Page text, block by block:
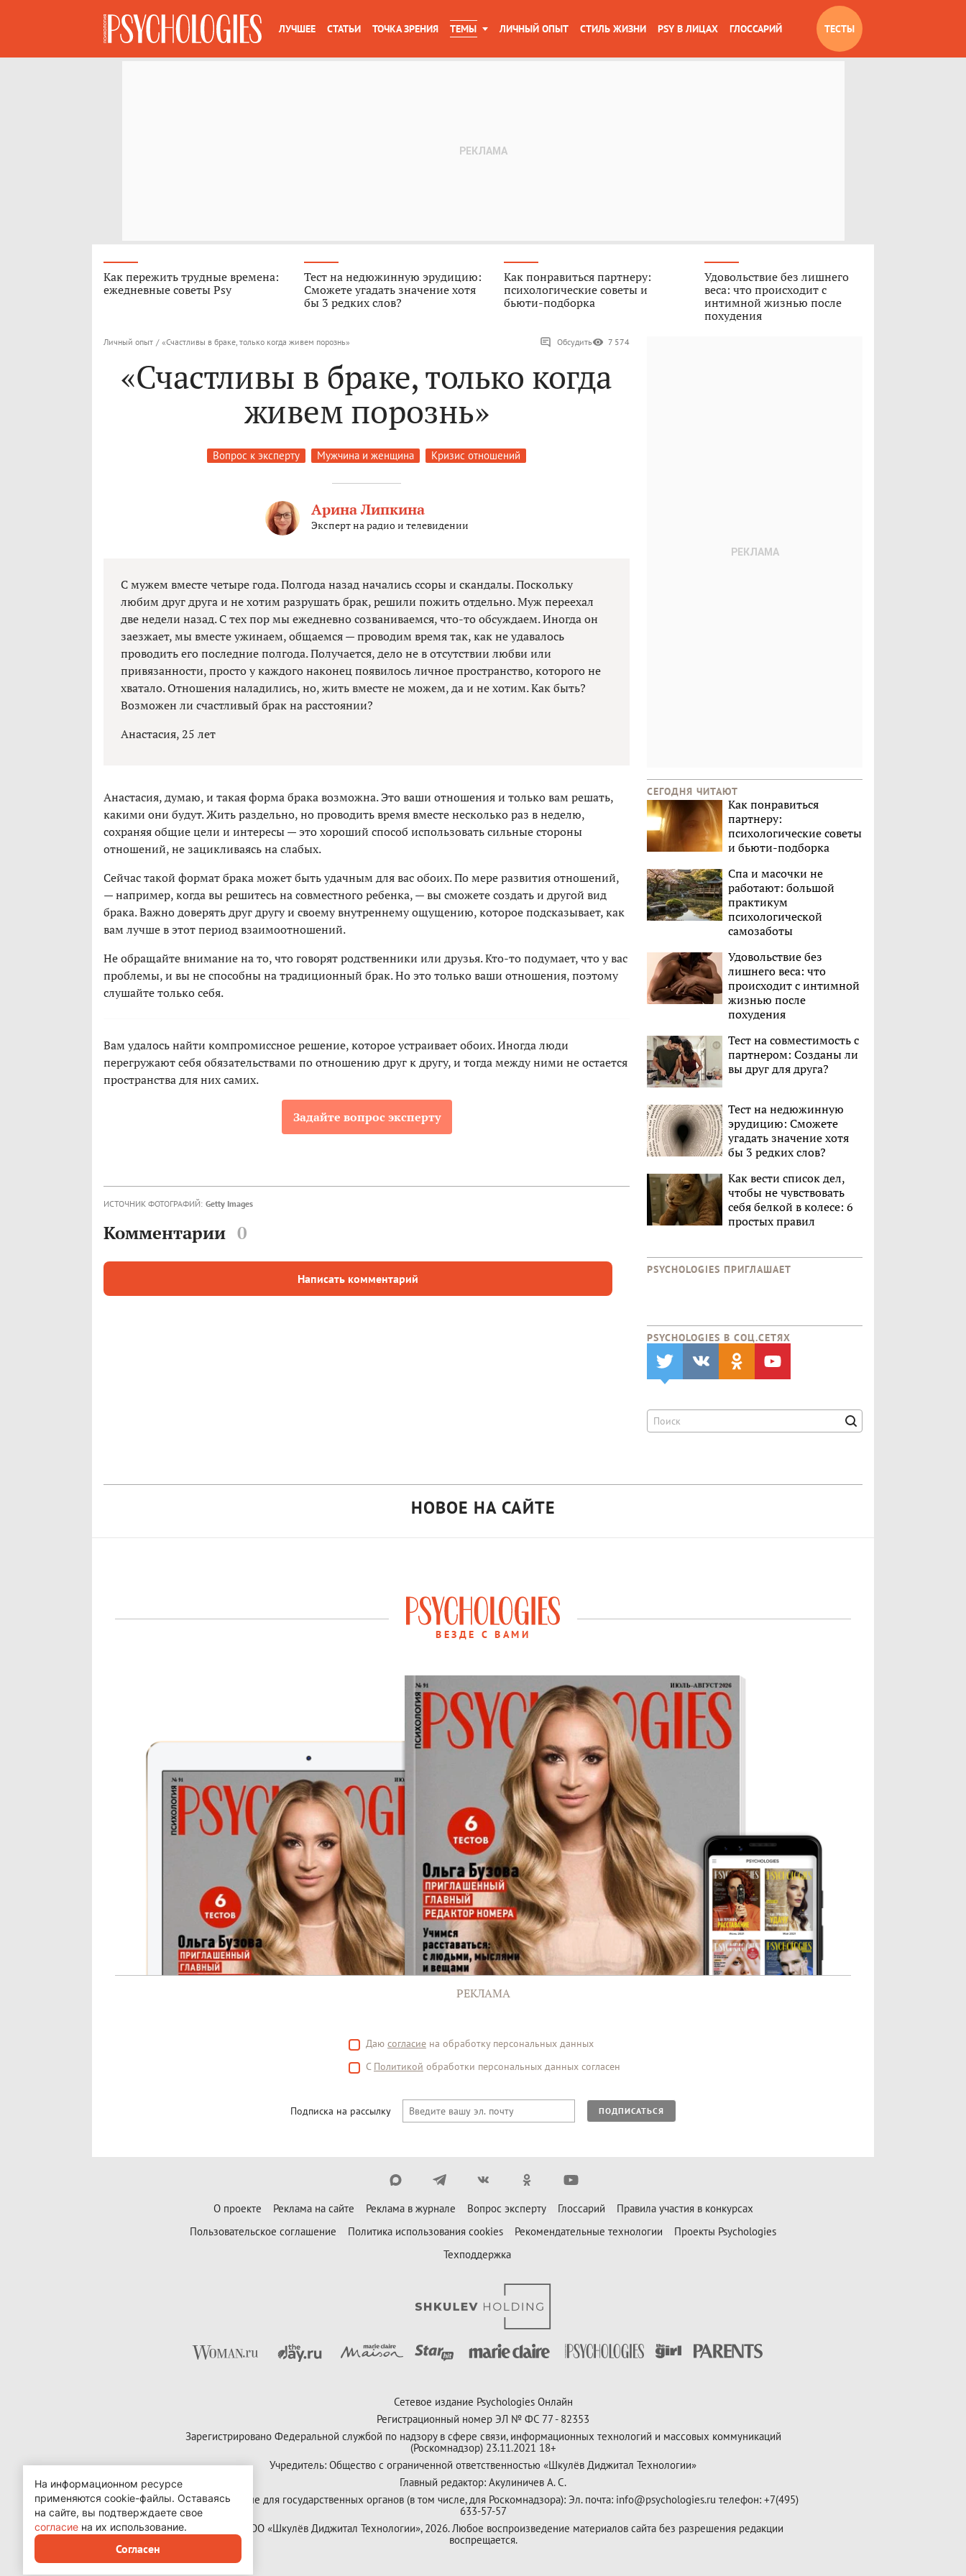
ЛУЧШЕЕ СТАТЬИ ТОЧКА ЗРЕНИЯ ТЕМЫ ЛИЧНЫЙ ОПЫТ СТИЛЬ ЖИЗНИ PSY В ЛИЦАХ ГЛОССАРИЙ ТЕСТЫ
Как пережить трудные времена:
ежедневные советы Psy
Тест на недюжинную эрудицию:
Сможете угадать значение хотя
бы 3 редких слов?
Как понравиться партнеру:
психологические советы и
бьюти-подборка
Удовольствие без лишнего
веса: что происходит с
интимной жизнью после
похудения
Личный опыт / «Счастливы в браке, только когда живем порознь» Обсудить 7 574
«Счастливы в браке, только когда
живем порознь»
Вопрос к эксперту Мужчина и женщина Кризис отношений
Арина Липкина
Эксперт на радио и телевидении
С мужем вместе четыре года. Полгода назад начались ссоры и скандалы. Поскольку
любим друг друга и не хотим разрушать брак, решили пожить отдельно. Муж переехал
две недели назад. С тех пор мы ежедневно созваниваемся, что-то обсуждаем. Иногда он
заезжает, мы вместе ужинаем, общаемся — проводим время так, как не удавалось
проводить его последние полгода. Получается, дело не в отсутствии любви или
привязанности, просто у каждого наконец появилось личное пространство, которого не
хватало. Отношения наладились, но, жить вместе не можем, да и не хотим. Как быть?
Возможен ли счастливый брак на расстоянии?
Анастасия, 25 лет
Анастасия, думаю, и такая форма брака возможна. Это ваши отношения и только вам решать,
какими они будут. Жить раздельно, но проводить время вместе несколько раз в неделю,
сохраняя общие цели и интересы — это хороший способ использовать сильные стороны
отношений, не зацикливаясь на слабых.
Сейчас такой формат брака может быть удачным для вас обоих. По мере развития отношений,
— например, когда вы решитесь на совместного ребенка, — вы сможете создать и другой вид
брака. Важно доверять друг другу и своему внутреннему ощущению, которое подсказывает, как
вам лучше в этот период взаимоотношений.
Не обращайте внимание на то, что говорят родственники или друзья. Кто-то подумает, что у вас
проблемы, и вы не способны на традиционный брак. Но это только ваши отношения, поэтому
слушайте только себя.
Вам удалось найти компромиссное решение, которое устраивает обоих. Иногда люди
перегружают себя обязательствами по отношению друг к другу, и тогда между ними не остается
пространства для них самих.
Задайте вопрос эксперту
ИСТОЧНИК ФОТОГРАФИЙ: Getty Images
Комментарии 0
Написать комментарий
СЕГОДНЯ ЧИТАЮТ
Как понравиться
партнеру:
психологические советы
и бьюти-подборка
Спа и масочки не
работают: большой
практикум
психологической
самозаботы
Удовольствие без
лишнего веса: что
происходит с интимной
жизнью после
похудения
Тест на совместимость с
партнером: Созданы ли
вы друг для друга?
Тест на недюжинную
эрудицию: Сможете
угадать значение хотя
бы 3 редких слов?
Как вести список дел,
чтобы не чувствовать
себя белкой в колесе: 6
простых правил
PSYCHOLOGIES ПРИГЛАШАЕТ
PSYCHOLOGIES В CОЦ.СЕТЯХ
НОВОЕ НА САЙТЕ
ВЕЗДЕ С ВАМИ
РЕКЛАМА
Даю согласие на обработку персональных данных
С Политикой обработки персональных данных согласен
Подписка на рассылку ПОДПИСАТЬСЯ
О проекте Реклама на сайте Реклама в журнале Вопрос эксперту Глоссарий
Правила участия в конкурсах
Пользовательское соглашение
Политика использования cookies Рекомендательные технологии
Проекты Psychologies
Техподдержка
Сетевое издание Psychologies Онлайн
Регистрационный номер ЭЛ № ФС 77 - 82353
Зарегистрировано Федеральной службой по надзору в сфере связи, информационных технологий и массовых коммуникаций
(Роскомнадзор) 23.11.2021 18+
Учредитель: Общество с ограниченной ответственностью «Шкулёв Диджитал Технологии»
Главный редактор: Акулиничев А. С.
Контактные данные для государственных органов (в том числе, для Роскомнадзора): Эл. почта: info@psychologies.ru телефон: +7(495)
633-57-57
Copyright (с) ООО «Шкулёв Диджитал Технологии», 2026. Любое воспроизведение материалов сайта без разрешения редакции
воспрещается.
На информационном ресурсе
применяются cookie-файлы. Оставаясь
на сайте, вы подтверждаете свое
согласие на их использование.
Согласен